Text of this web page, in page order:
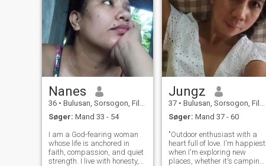
Nanes
36 • Bulusan, Sorsogon, Filippinerne
Søger: Mand 33 - 54
I am a God-fearing woman
whose life is anchored in
faith, compassion, and quiet
strength. I live with honesty,
Jungz
37 • Bulusan, Sorsogon, Filippinerne
Søger: Mand 37 - 60
"Outdoor enthusiast with a
heart full of love. I'm happiest
when I'm exploring new
places, whether it's camping